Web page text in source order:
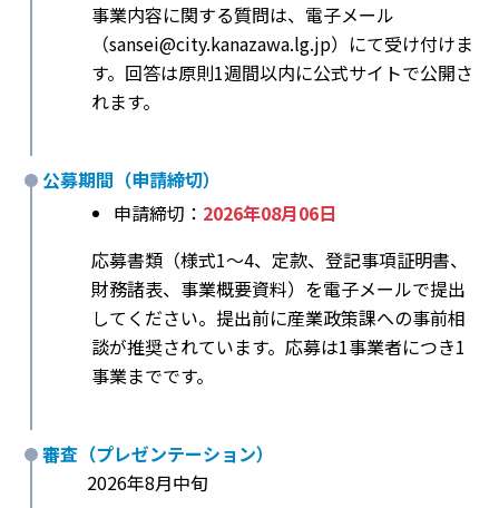
事業内容に関する質問は、電子メール
（sansei@city.kanazawa.lg.jp）にて受け付けま
す。回答は原則1週間以内に公式サイトで公開さ
れます。
公募期間（申請締切）
申請締切： 2026年08月06日
応募書類（様式1〜4、定款、登記事項証明書、
財務諸表、事業概要資料）を電子メールで提出
してください。提出前に産業政策課への事前相
談が推奨されています。応募は1事業者につき1
事業までです。
審査（プレゼンテーション）
2026年8月中旬